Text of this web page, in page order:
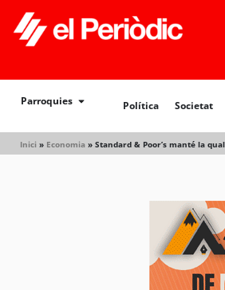
Parroquies Política Societat
Inici » Economia » Standard & Poor’s manté la
Política Societat